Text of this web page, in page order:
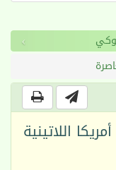
›
اللاتينية